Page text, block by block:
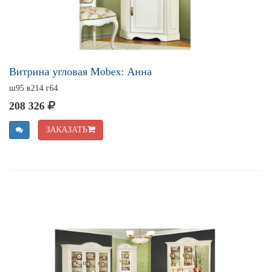
Витрина угловая Mobex: Анна
ш95 в214 г64
208 326
ЗАКАЗАТЬ